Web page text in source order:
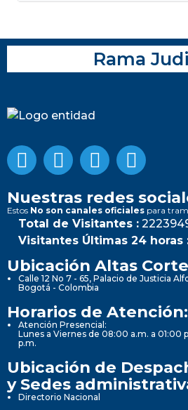
Rama
Nuestras redes
Estos No son canales oficiales para
Total de Visitantes :
Visitantes Últimas 24 horas
Ubicación Altas
Calle 12 No 7 - 65, Palacio de Justicia
Bogotá - Colombia
Horarios de Atención:
Atención Presencial:
Lunes a Viernes de 08:00 a.m. a 01:00
p.m.
Ubicación de
y Sedes
Directorio Nacional